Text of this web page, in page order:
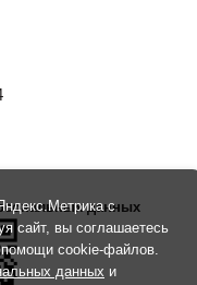
данных
с
сайт, вы соглашаетесь
помощи cookie-файлов.
данных и